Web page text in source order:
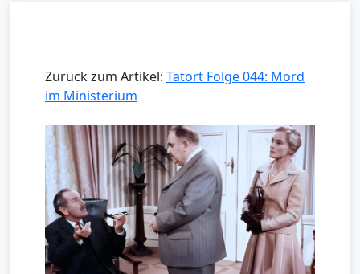
Zurück zum Artikel: Tatort Folge 044: Mord
im Ministerium